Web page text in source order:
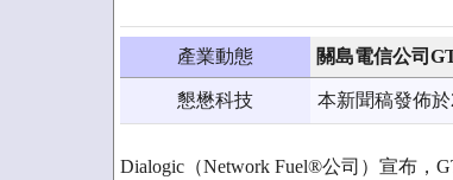
產業動態 關島電信公司
懇懋科技 本新聞稿發佈
Dialogic（Network Fuel®公司）宣布，